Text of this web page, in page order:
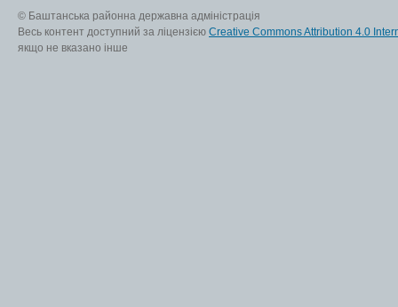
© Баштанська районна державна адміністрація
Весь контент доступний за ліцензією Creative Commons Attribution 4.0
якщо не вказано інше